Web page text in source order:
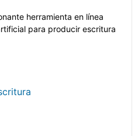
herramienta en línea
para producir escritura